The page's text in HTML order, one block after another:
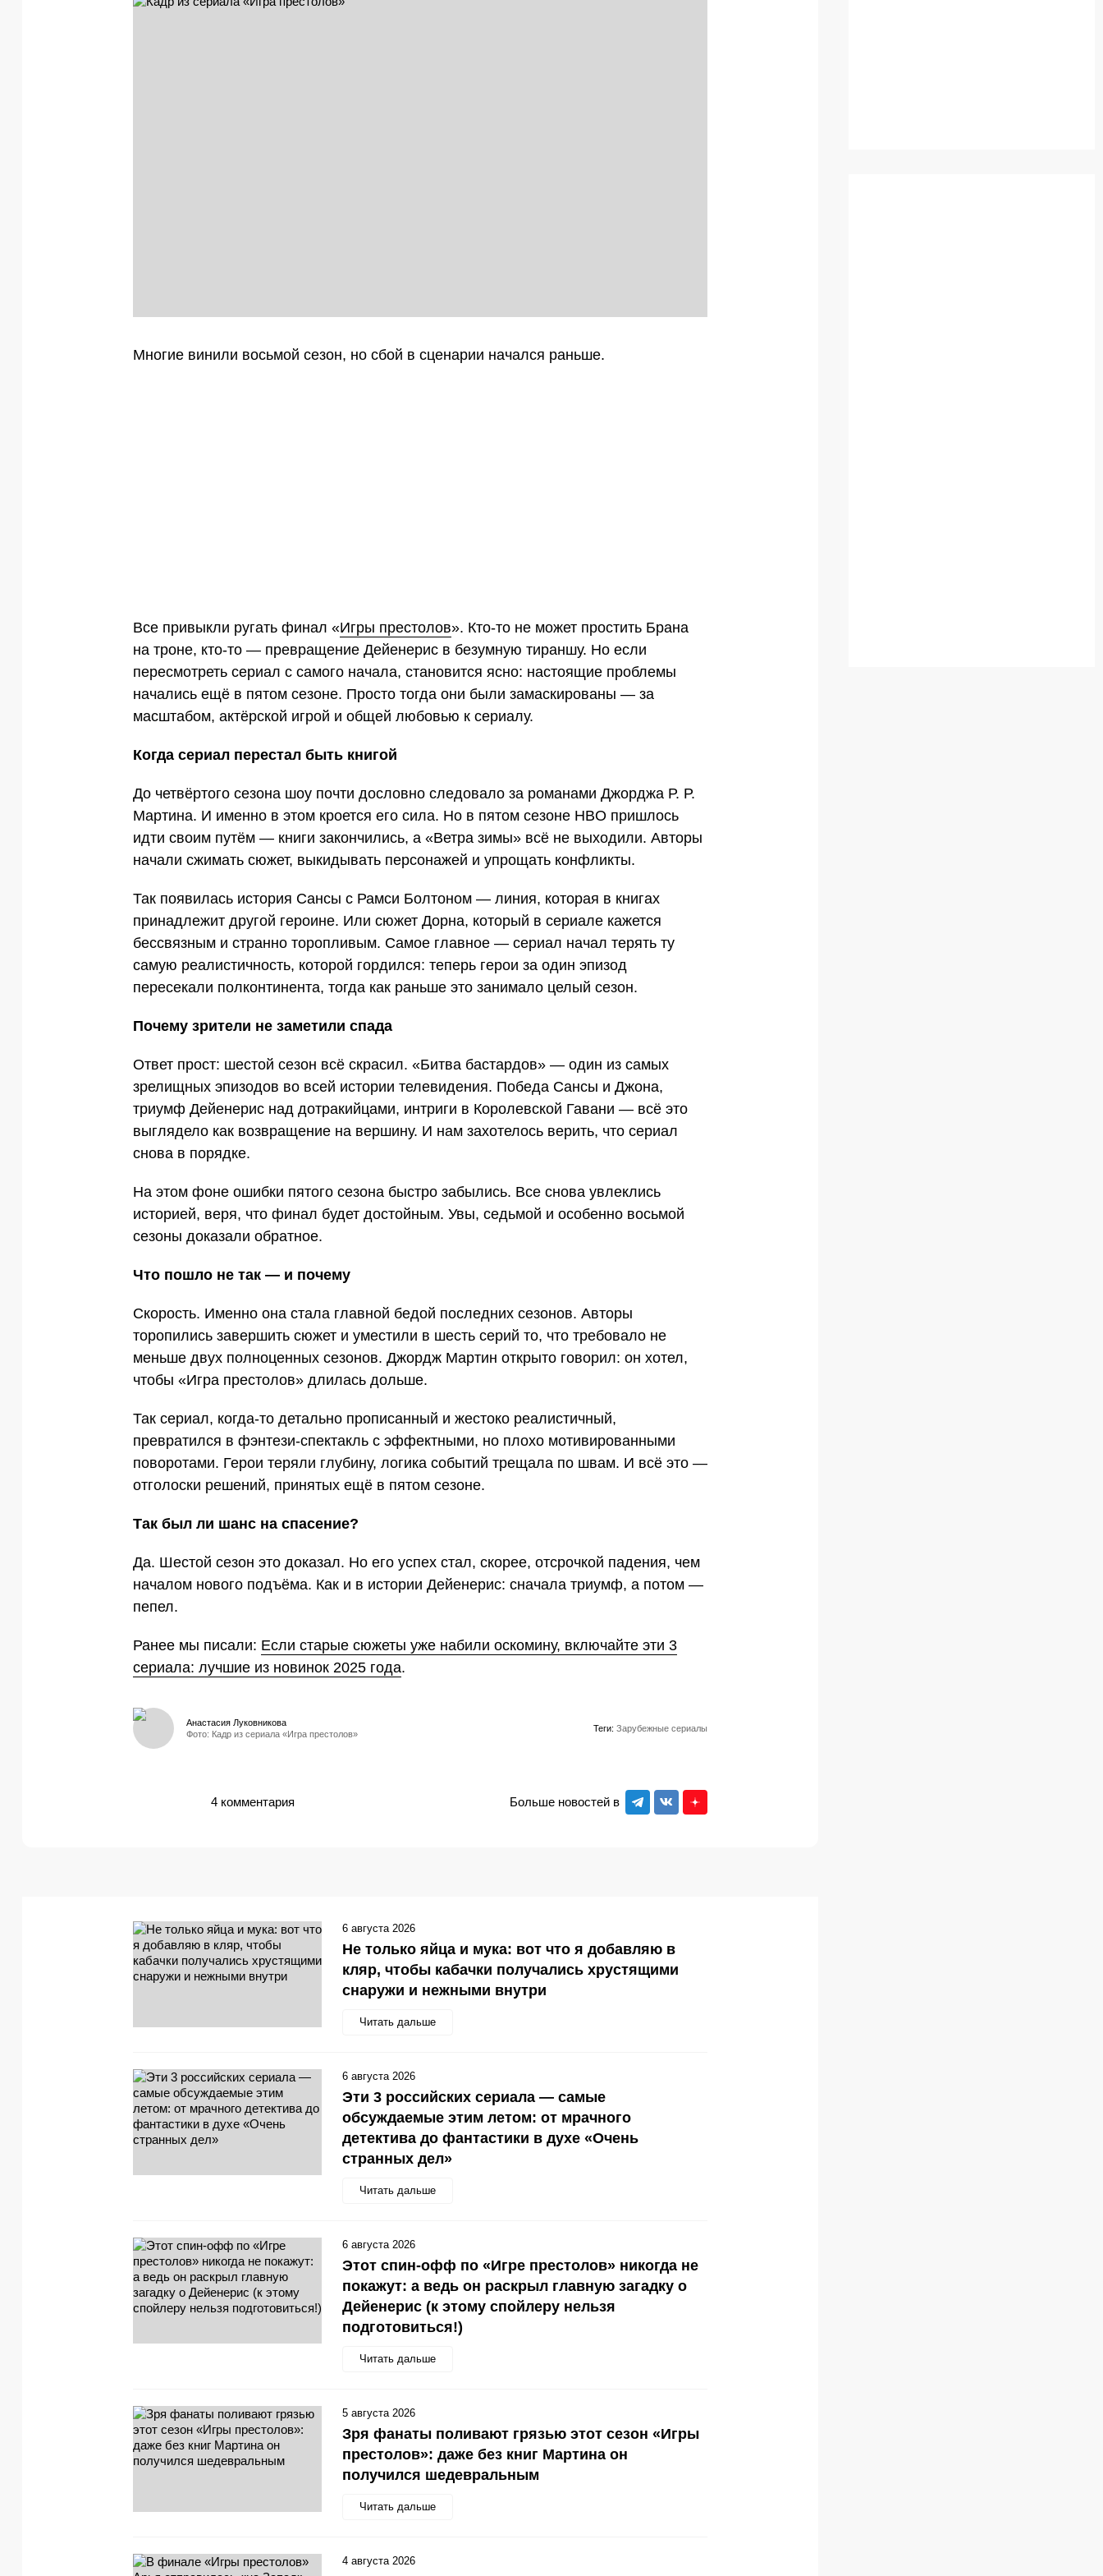
Многие винили восьмой сезон, но сбой в сценарии начался раньше.
Все привыкли ругать финал «Игры престолов». Кто-то не может простить Брана
на троне, кто-то — превращение Дейенерис в безумную тираншу. Но если
пересмотреть сериал с самого начала, становится ясно: настоящие проблемы
начались ещё в пятом сезоне. Просто тогда они были замаскированы — за
масштабом, актёрской игрой и общей любовью к сериалу.
Когда сериал перестал быть книгой
До четвёртого сезона шоу почти дословно следовало за романами Джорджа Р. Р.
Мартина. И именно в этом кроется его сила. Но в пятом сезоне HBO пришлось
идти своим путём — книги закончились, а «Ветра зимы» всё не выходили. Авторы
начали сжимать сюжет, выкидывать персонажей и упрощать конфликты.
Так появилась история Сансы с Рамси Болтоном — линия, которая в книгах
принадлежит другой героине. Или сюжет Дорна, который в сериале кажется
бессвязным и странно торопливым. Самое главное — сериал начал терять ту
самую реалистичность, которой гордился: теперь герои за один эпизод
пересекали полконтинента, тогда как раньше это занимало целый сезон.
Почему зрители не заметили спада
Ответ прост: шестой сезон всё скрасил. «Битва бастардов» — один из самых
зрелищных эпизодов во всей истории телевидения. Победа Сансы и Джона,
триумф Дейенерис над дотракийцами, интриги в Королевской Гавани — всё это
выглядело как возвращение на вершину. И нам захотелось верить, что сериал
снова в порядке.
На этом фоне ошибки пятого сезона быстро забылись. Все снова увлеклись
историей, веря, что финал будет достойным. Увы, седьмой и особенно восьмой
сезоны доказали обратное.
Что пошло не так — и почему
Скорость. Именно она стала главной бедой последних сезонов. Авторы
торопились завершить сюжет и уместили в шесть серий то, что требовало не
меньше двух полноценных сезонов. Джордж Мартин открыто говорил: он хотел,
чтобы «Игра престолов» длилась дольше.
Так сериал, когда-то детально прописанный и жестоко реалистичный,
превратился в фэнтези-спектакль с эффектными, но плохо мотивированными
поворотами. Герои теряли глубину, логика событий трещала по швам. И всё это —
отголоски решений, принятых ещё в пятом сезоне.
Так был ли шанс на спасение?
Да. Шестой сезон это доказал. Но его успех стал, скорее, отсрочкой падения, чем
началом нового подъёма. Как и в истории Дейенерис: сначала триумф, а потом —
пепел.
Ранее мы писали: Если старые сюжеты уже набили оскомину, включайте эти 3
сериала: лучшие из новинок 2025 года.
Фото: Кадр из сериала «Игра престолов»
Анастасия Луковникова
Теги: Зарубежные сериалы
Больше новостей в
4 комментария
Не только яйца и мука: вот что я добавляю в
кляр, чтобы кабачки получались хрустящими
снаружи и нежными внутри
Читать дальше
6 августа 2026
Эти 3 российских сериала — самые
обсуждаемые этим летом: от мрачного
детектива до фантастики в духе «Очень
странных дел»
Читать дальше
6 августа 2026
Этот спин-офф по «Игре престолов» никогда не
покажут: а ведь он раскрыл главную загадку о
Дейенерис (к этому спойлеру нельзя
подготовиться!)
Читать дальше
6 августа 2026
Зря фанаты поливают грязью этот сезон «Игры
престолов»: даже без книг Мартина он
получился шедевральным
Читать дальше
5 августа 2026
4 августа 2026